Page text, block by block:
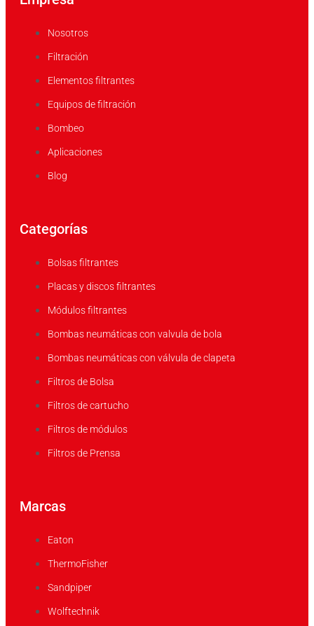
Nosotros
Filtración
Elementos filtrantes
Equipos de filtración
Bombeo
Aplicaciones
Blog
Categorías
Bolsas filtrantes
Placas y discos filtrantes
Módulos filtrantes
Bombas neumáticas con valvula de bola
Bombas neumáticas con válvula de clapeta
Filtros de Bolsa
Filtros de cartucho
Filtros de módulos
Filtros de Prensa
Marcas
Eaton
ThermoFisher
Sandpiper
Wolftechnik